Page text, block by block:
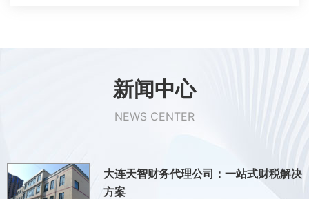
新闻中心
NEWS CENTER
大连天智财务代理公司：一站式财税解决
方案